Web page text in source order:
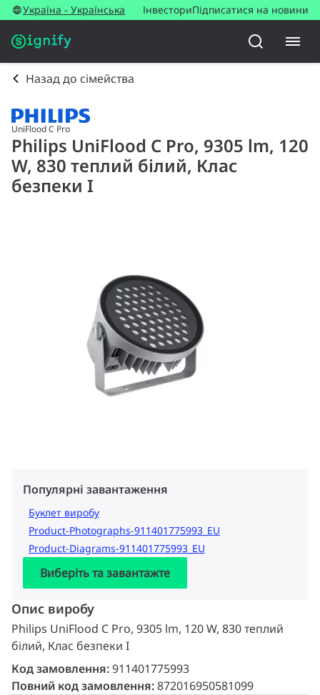
Україна - Українська ІнвесториПідписатися на новини
Назад до сімейства
UniFlood C Pro
Philips UniFlood C Pro, 9305 lm, 120
W, 830 теплий білий, Клас
безпеки I
Популярні завантаження
Буклет виробу
Product-Photographs-911401775993_EU
Product-Diagrams-911401775993_EU
Виберіть та завантажте
Опис виробу
Philips UniFlood C Pro, 9305 lm, 120 W, 830 теплий
білий, Клас безпеки I
Код замовлення:911401775993
Повний код замовлення:872016950581099